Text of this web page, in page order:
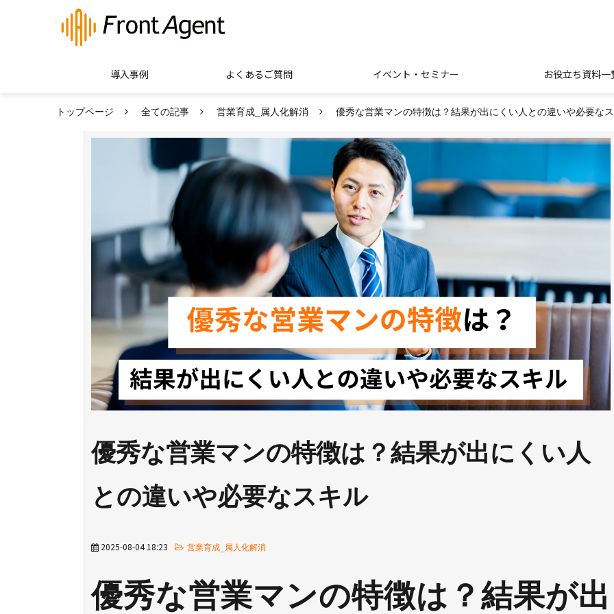
導入事例 よくあるご質問 イベント・セミナー お役立ち資料一
トップページ 全ての記事 営業育成_属人化解消 優秀な営業マンの特徴は？結果が出にくい人との違いや必要な
優秀な営業マンの特徴は？結果が出にくい人
との違いや必要なスキル
2025-08-04 18:23 営業育成_属人化解消
優秀な営業マンの特徴は？結果が出